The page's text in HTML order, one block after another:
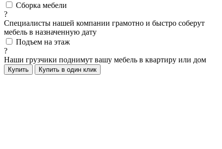
Сборка мебели
?
Специалисты нашей компании грамотно и быстро соберут
мебель в назначенную дату
Подъем на этаж
?
Наши грузчики поднимут вашу мебель в квартиру или дом
Купить Купить в один клик